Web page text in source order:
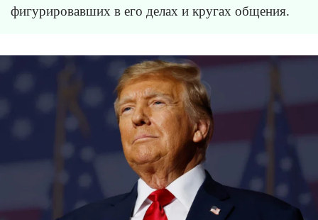
фигурировавших в его делах и кругах общения.